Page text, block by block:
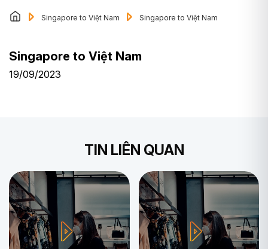
Singapore to Việt Nam Singapore to Việt Nam
Singapore to Việt Nam
19/09/2023
TIN LIÊN QUAN